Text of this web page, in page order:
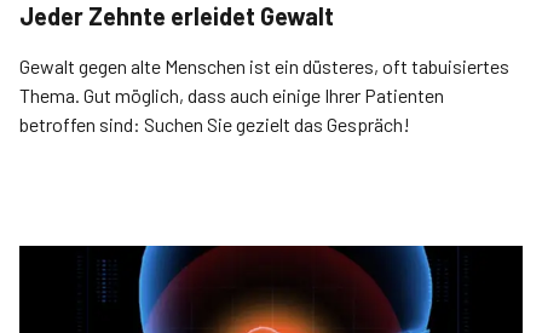
Jeder Zehnte erleidet Gewalt
Gewalt gegen alte Menschen ist ein düsteres, oft tabuisiertes
Thema. Gut möglich, dass auch einige Ihrer Patienten
betroffen sind: Suchen Sie gezielt das Gespräch!